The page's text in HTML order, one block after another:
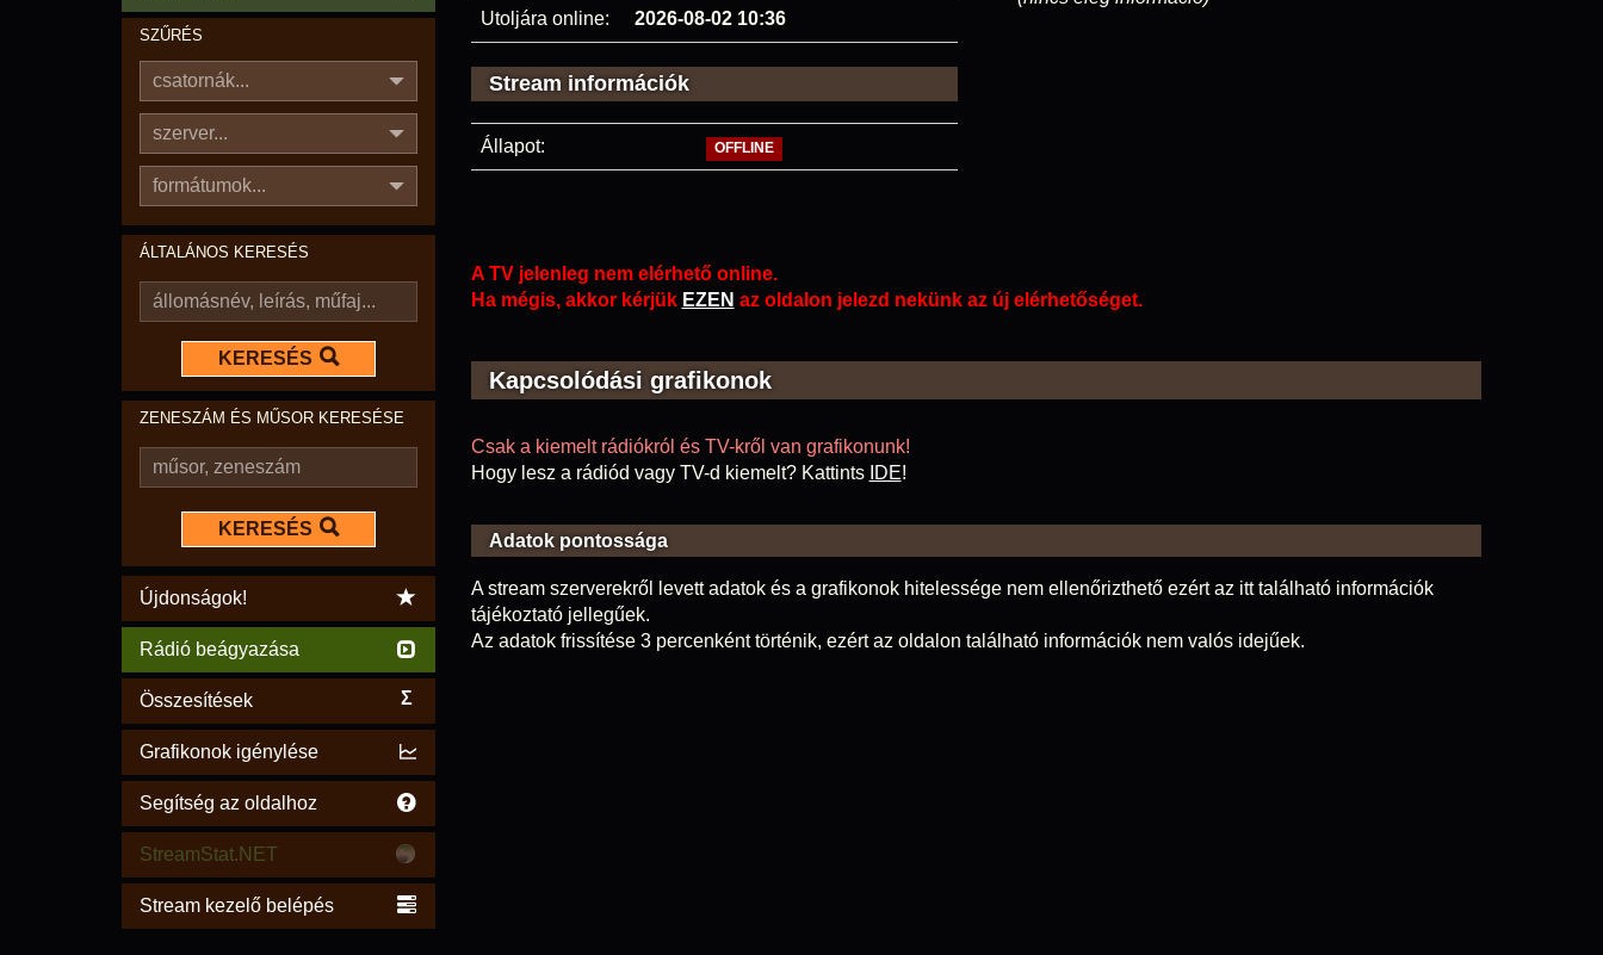
SZŰRÉS
csatornák...
szerver...
formátumok...
ÁLTALÁNOS KERESÉS
KERESÉS
ZENESZÁM ÉS MŰSOR KERESÉSE
KERESÉS
Újdonságok!
Rádió beágyazása
Összesítések Σ
Grafikonok igénylése
Segítség az oldalhoz
StreamStat.NET
Stream kezelő belépés
Utoljára online: 2026-08-02 10:36
Stream információk
Állapot: OFFLINE
A TV jelenleg nem elérhető online.
Ha mégis, akkor kérjük EZEN az oldalon jelezd nekünk az új elérhetőséget.
Kapcsolódási grafikonok
Csak a kiemelt rádiókról és TV-kről van grafikonunk!
Hogy lesz a rádiód vagy TV-d kiemelt? Kattints IDE!
Adatok pontossága
A stream szerverekről levett adatok és a grafikonok hitelessége nem ellenőrizthető ezért az itt található információk
tájékoztató jellegűek.
Az adatok frissítése 3 percenként történik, ezért az oldalon található információk nem valós idejűek.